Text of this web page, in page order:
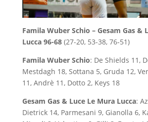
Famila Wuber Schio – Gesam Gas &
Lucca 96-68(27-20, 53-38, 76-51)
Famila Wuber Schio: De Shields 11,
Mestdagh 18, Sottana 5, Gruda 12,
11, Andrè 11, Dotto 2, Keys 18
Gesam Gas & Luce Le Mura Lucca:
Dietrick 14, Parmesani 9, Gianolla 6,